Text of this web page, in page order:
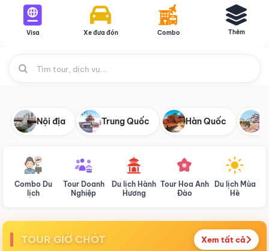
Visa Xe đưa đón Combo Thêm
Nội địa Trung Quốc Hàn Quốc
Combo Du
lịch
Tour Doanh
Nghiệp
Du lịch Hành
Hương
Tour Hoa Anh
Đào
Du lịch Mùa
Hè
TOUR GIỜ CHÓT Xem tất cả
Điểm nổi bật